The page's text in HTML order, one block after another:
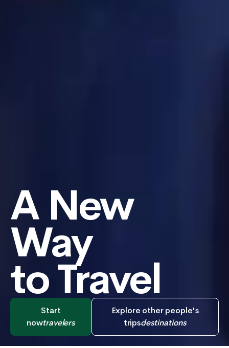
A New
Way
to Travel
Start
nowtravelers
Explore other people's
tripsdestinations